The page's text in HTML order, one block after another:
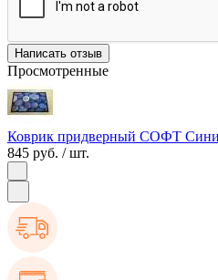
Написать отзыв
Просмотренные
Коврик придверный СОФТ
845 руб. / шт.